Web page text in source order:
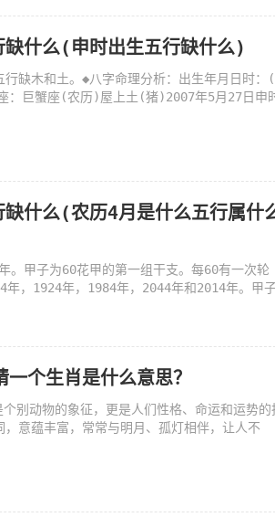
什么(申时出生五行缺什么)
缺木和土。◆八字命理分析：出生年月日时：
：巨蟹座(农历)屋上土(猪)2007年5月27日申
什么(农历4月是什么五行属什
。甲子为60花甲的第一组干支。每60有一次轮
，1924年，1984年，2044年和2014年。甲子
个生肖是什么意思？
别动物的象征，更是人们性格、命运和运势的
意蕴丰富，常常与明月、孤灯相伴，让人不